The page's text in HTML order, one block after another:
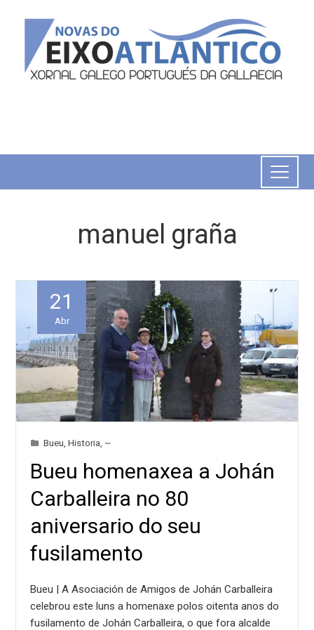
manuel graña
21
Abr
Bueu ,Historia ~
Bueu homenaxea a Johán
Carballeira no 80
aniversario do seu
fusilamento
Bueu | A Asociación de Amigos de Johán Carballeira
celebrou este luns a homenaxe polos oitenta anos do
fusilamento de Johán Carballeira, o que fora alcalde